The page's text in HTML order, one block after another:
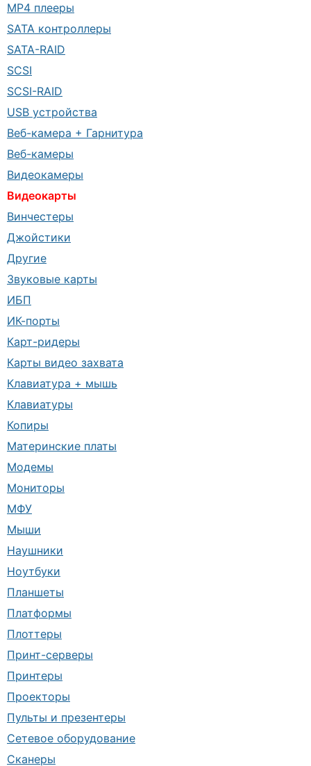
MP4 плееры
SATA контроллеры
SATA-RAID
SCSI
SCSI-RAID
USB устройства
Веб-камера + Гарнитура
Веб-камеры
Видеокамеры
Видеокарты
Винчестеры
Джойстики
Другие
Звуковые карты
ИБП
ИК-порты
Карт-ридеры
Карты видео захвата
Клавиатура + мышь
Клавиатуры
Копиры
Материнские платы
Модемы
Мониторы
МФУ
Мыши
Наушники
Ноутбуки
Планшеты
Платформы
Плоттеры
Принт-серверы
Принтеры
Проекторы
Пульты и презентеры
Сетевое оборудование
Сканеры